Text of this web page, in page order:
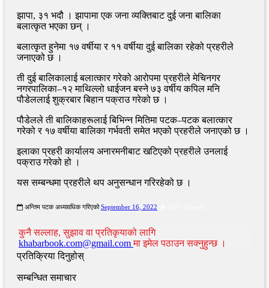
झापा, ३१ भदौ । झापामा एक जना व्यक्तिबाट दुई जना बालिका
बलात्कृत भएका छन् ।
बलात्कृत हुनेमा १७ वर्षीया र ११ वर्षीया दुई बालिका रहेको प्रहरीले
जनाएको छ ।
ती दुई बालिकालाई बलात्कार गरेको आरोपमा प्रहरीले मेचिनगर
नगरपालिका–१२ माथिल्लो धाईजन बस्ने ७३ वर्षीय कपिल मनि
पौडेललाई शुक्रबार बिहान पक्राउ गरेको छ ।
पौडेलले ती बालिकाहरूलाई बिभिन्न मितिमा पटक–पटक बलात्कार
गरेको र १७ वर्षीया बालिका गर्भवती समेत भएको प्रहरीले जनाएको छ ।
इलाका प्रहरी कार्यालय अनारमनीबाट खटिएको प्रहरीले उनलाई
पक्राउ गरेको हो ।
यस सम्बन्धमा प्रहरीले थप अनुसन्धान गरिरहेको छ ।
अन्तिम पटक अध्यावधिक गरिएको September 16, 2022
कुनै सल्लाह, सुझाव वा प्रतिकृयाको लागि
khabarbook.com@gmail.comमा इमेल पठाउन सक्नुहुन्छ ।
प्रतिक्रिया दिनुहोस्
सम्बन्धित समाचार